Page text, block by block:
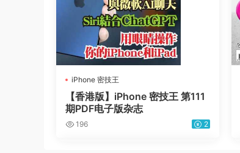
iPhone 密技王
【香港版】iPhone 密技王 第111
期PDF电子版杂志
196 2